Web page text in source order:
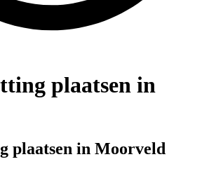
plaatsen in
plaatsen in Moorveld